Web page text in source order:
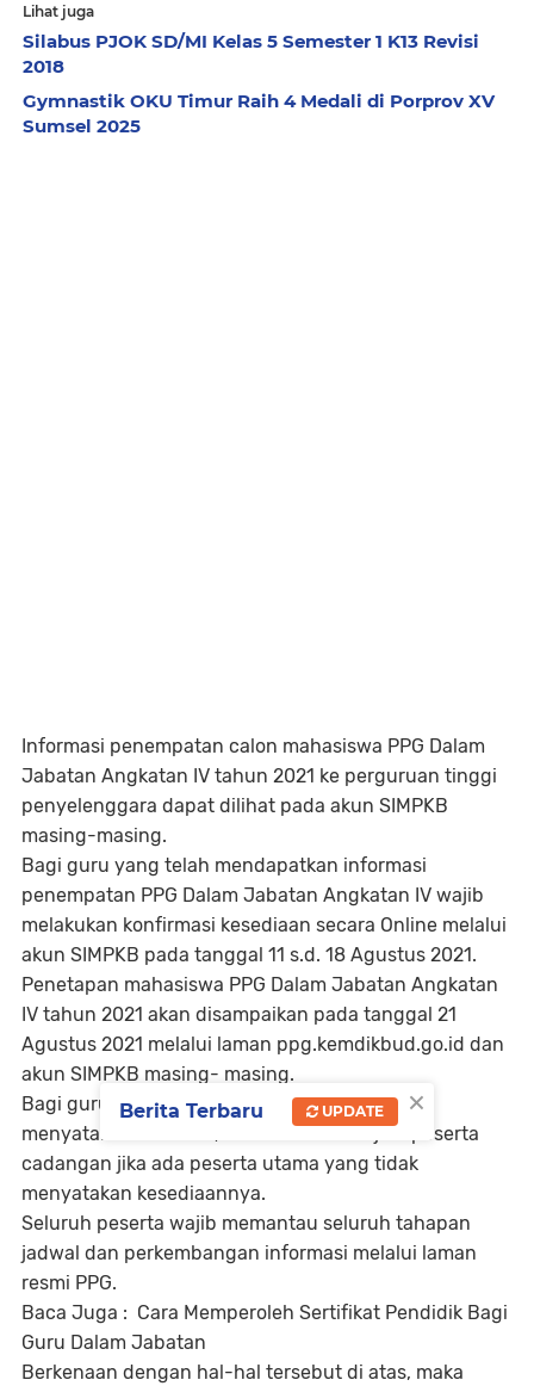
Lihat juga
Silabus PJOK SD/MI Kelas 5 Semester 1 K13 Revisi
2018
Gymnastik OKU Timur Raih 4 Medali di Porprov XV
Sumsel 2025
Informasi penempatan calon mahasiswa PPG Dalam
Jabatan Angkatan IV tahun 2021 ke perguruan tinggi
penyelenggara dapat dilihat pada akun SIMPKB
masing-masing.
Bagi guru yang telah mendapatkan informasi
penempatan PPG Dalam Jabatan Angkatan IV wajib
melakukan konfirmasi kesediaan secara Online melalui
akun SIMPKB pada tanggal 11 s.d. 18 Agustus 2021.
Penetapan mahasiswa PPG Dalam Jabatan Angkatan
IV tahun 2021 akan disampaikan pada tanggal 21
Agustus 2021 melalui laman ppg.kemdikbud.go.id dan
akun SIMPKB masing- masing.
Bagi guru dengan status “cadangan” yang
menyatakan bersedia, maka akan menajadi peserta
cadangan jika ada peserta utama yang tidak
menyatakan kesediaannya.
Seluruh peserta wajib memantau seluruh tahapan
jadwal dan perkembangan informasi melalui laman
resmi PPG.
Baca Juga : Cara Memperoleh Sertifikat Pendidik Bagi
Guru Dalam Jabatan
Berkenaan dengan hal-hal tersebut di atas, maka
×
Berita Terbaru UPDATE